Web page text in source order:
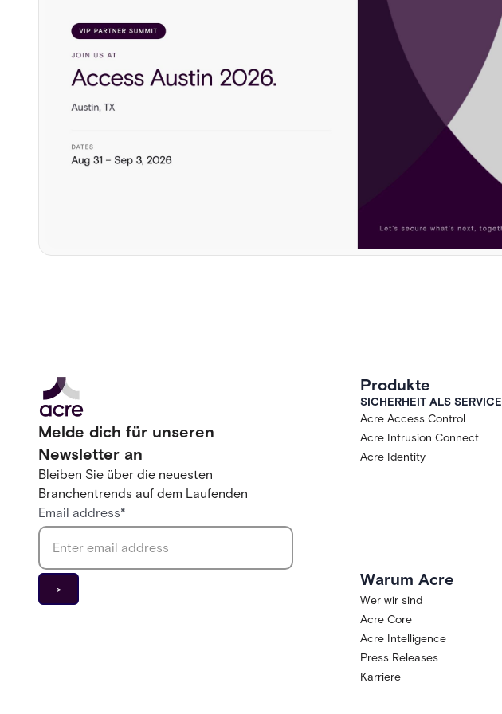
Melde dich für unseren
Newsletter an
Bleiben Sie über die neuesten
Branchentrends auf dem Laufenden
Email address*
Produkte
SICHERHEIT ALS SERVICE
Acre Access Control
Acre Intrusion Connect
Acre Identity
Warum Acre
Wer wir sind
Acre Core
Acre Intelligence
Press Releases
Karriere